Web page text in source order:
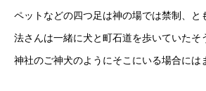
ペットなどの四つ足は神の場では禁制、と
法さんは一緒に犬と町石道を歩いていたそ
神社のご神犬のようにそこにいる場合には